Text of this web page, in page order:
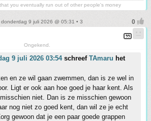
you eventually run out of other people's money
donderdag 9 juli 2026 @ 05:31 • 3
Ongekend.
9 juli 2026 03:54schreef TAmaru het
en ze wil gaan zwemmen, dan is ze wel in
Ligt er ook aan hoe goed je haar kent. Als
niet. Dan is ze misschien gewoon
nog niet zo goed kent, dan wil ze je echt
gewoon dat je een paar goede grappen